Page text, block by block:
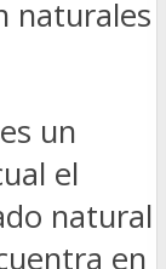
naturales
un
el
natural
en